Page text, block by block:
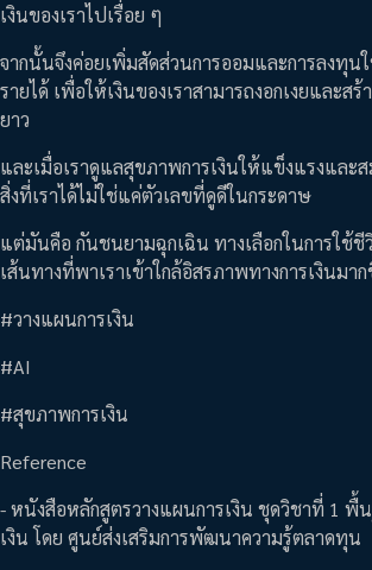
เงินของเราไปเรื่อย ๆ
จากนั้นจึงค่อยเพิ่มสัดส่วนการออมและการลงทุน
รายได้ เพื่อให้เงินของเราสามารถงอกเงยและสร้
ยาว
และเมื่อเราดูแลสุขภาพการเงินให้แข็งแรงและ
สิ่งที่เราได้ไม่ใช่แค่ตัวเลขที่ดูดีในกระดาษ
แต่มันคือ กันชนยามฉุกเฉิน ทางเลือกในการใช้ชี
เส้นทางที่พาเราเข้าใกล้อิสรภาพทางการเงินมา
#วางแผนการเงิน
#AI
#สุขภาพการเงิน
Reference
- หนังสือหลักสูตรวางแผนการเงิน ชุดวิชาที่ 1 พื้
เงิน โดย ศูนย์ส่งเสริมการพัฒนาความรู้ตลาดทุน